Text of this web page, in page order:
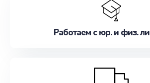
Работаем с юр. и физ.